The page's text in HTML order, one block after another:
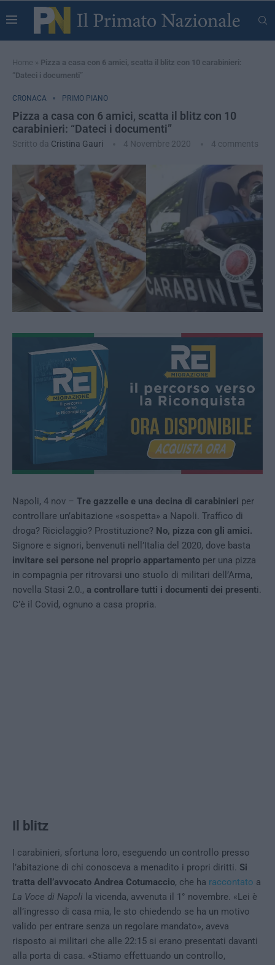
Home » Pizza a casa con 6 amici, scatta il blitz con 10 carabinieri:
“Dateci i documenti”
CRONACA PRIMO PIANO
Pizza a casa con 6 amici, scatta il blitz con 10
carabinieri: “Dateci i documenti”
Scritto da Cristina Gauri 4 Novembre 2020 4 comments
Napoli, 4 nov – Tre gazzelle e una decina di carabinieri per
controllare un’abitazione «sospetta» a Napoli. Traffico di
droga? Riciclaggio? Prostituzione? No, pizza con gli amici.
Signore e signori, benvenuti nell’Italia del 2020, dove basta
invitare sei persone nel proprio appartamento per una pizza
in compagnia per ritrovarsi uno stuolo di militari dell’Arma,
novella Stasi 2.0., a controllare tutti i documenti dei presenti.
C’è il Covid, ognuno a casa propria.
Il blitz
I carabinieri, sfortuna loro, eseguendo un controllo presso
l’abitazione di chi conosceva a menadito i propri diritti. Si
tratta dell’avvocato Andrea Cotumaccio, che ha raccontato a
La Voce di Napoli la vicenda, avvenuta il 1° novembre. «Lei è
all’ingresso di casa mia, le sto chiedendo se ha un motivo
valido per entrare senza un regolare mandato», aveva
risposto ai militari che alle 22:15 si erano presentati davanti
alla porta di casa. «Stiamo effettuando un controllo,